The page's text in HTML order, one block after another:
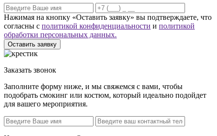
Нажимая на кнопку «Оставить заявку» вы подтверждаете, что
согласны с политикой конфиденциальности и политикой
обработки персональных данных.
Оставить заявку
Заказать звонок
Заполните форму ниже, и мы свяжемся с вами, чтобы
подобрать смокинг или костюм, который идеально подойдет
для вашего мероприятия.